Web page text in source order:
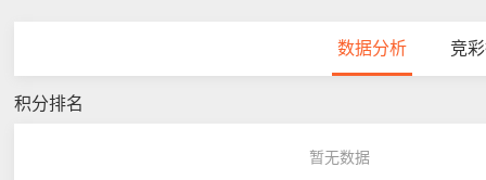
数据分析 竞
积分排名
暂无数据